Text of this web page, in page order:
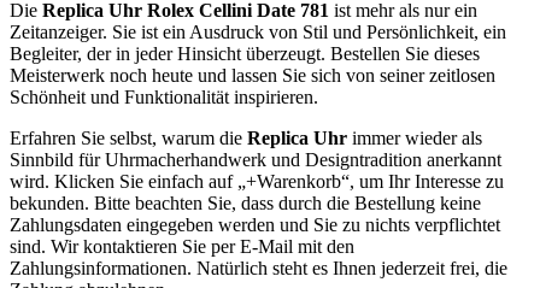
Die Replica Uhr Rolex Cellini Date 781 ist mehr als nur ein
Zeitanzeiger. Sie ist ein Ausdruck von Stil und Persönlichkeit, ein
Begleiter, der in jeder Hinsicht überzeugt. Bestellen Sie dieses
Meisterwerk noch heute und lassen Sie sich von seiner zeitlosen
Schönheit und Funktionalität inspirieren.
Erfahren Sie selbst, warum die Replica Uhr immer wieder als
Sinnbild für Uhrmacherhandwerk und Designtradition anerkannt
wird. Klicken Sie einfach auf „+Warenkorb“, um Ihr Interesse zu
bekunden. Bitte beachten Sie, dass durch die Bestellung keine
Zahlungsdaten eingegeben werden und Sie zu nichts verpflichtet
sind. Wir kontaktieren Sie per E-Mail mit den
Zahlungsinformationen. Natürlich steht es Ihnen jederzeit frei, die